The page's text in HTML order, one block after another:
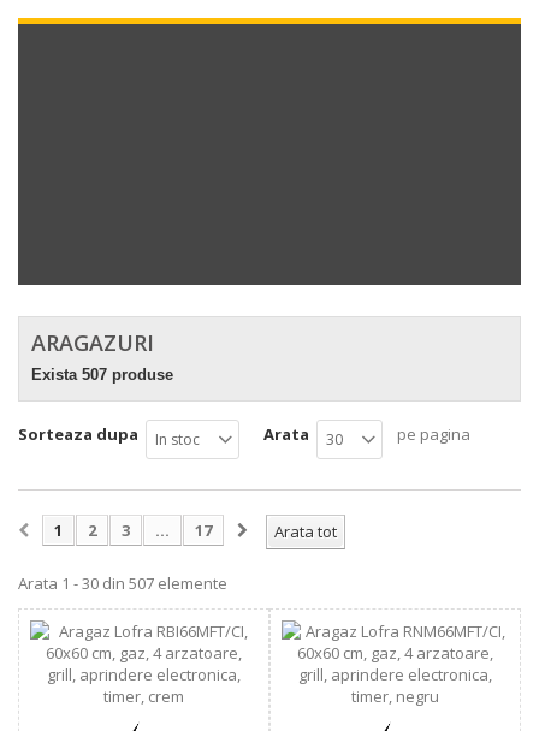
ARAGAZURI
Exista 507 produse
Sorteaza dupa In stoc Arata 30 pe pagina
Arata tot
1 2 3 ... 17
Arata 1 - 30 din 507 elemente